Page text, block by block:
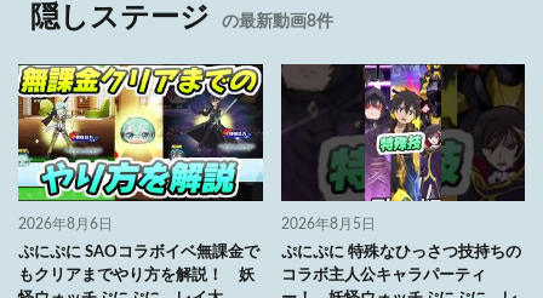
隠しステージ の最新動画8件
2026年8月6日
ぷにぷに SAOコラボイベ無課金で
もクリアまでやり方を解説！ 妖
2026年8月5日
ぷにぷに 特殊なひっさつ技持ちの
コラボ主人公キャラパーティ